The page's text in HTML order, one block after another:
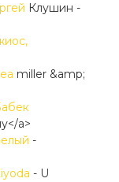
Клушин -
miller &amp;
a>
-
- U